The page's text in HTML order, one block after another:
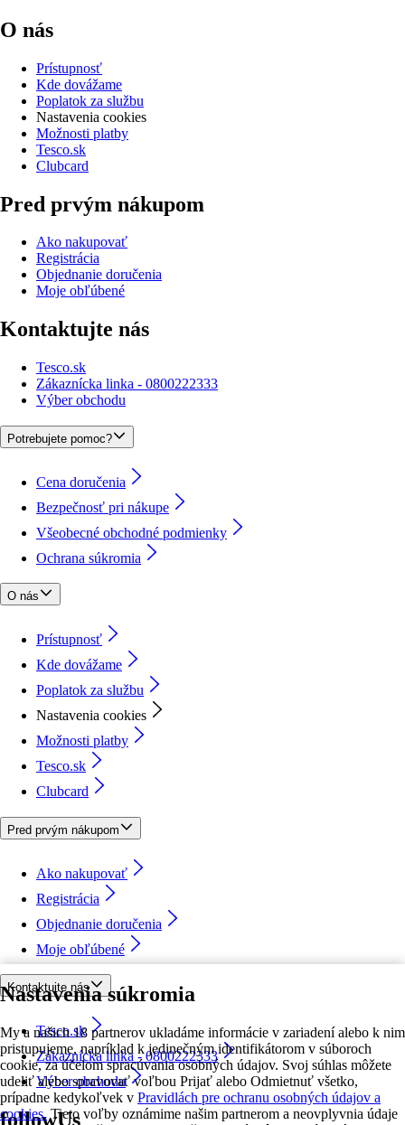
Nastavenia súkromia
My a našich 18 partnerov ukladáme informácie v zariadení alebo k nim
pristupujeme, napríklad k jedinečným identifikátorom v súboroch
cookie, za účelom spracúvania osobných údajov. Svoj súhlas môžete
udeliť alebo spravovať voľbou Prijať alebo Odmietnuť všetko,
prípadne kedykoľvek v Pravidlách pre ochranu osobných údajov a
cookies. Tieto voľby oznámime našim partnerom a neovplyvnia údaje
O nás
Prístupnosť
Kde dovážame
Poplatok za službu
Nastavenia cookies
Možnosti platby
Tesco.sk
Clubcard
Pred prvým nákupom
Ako nakupovať
Registrácia
Objednanie doručenia
Moje obľúbené
Kontaktujte nás
Tesco.sk
Zákaznícka linka - 0800222333
Výber obchodu
Potrebujete pomoc?
Cena doručenia
Bezpečnosť pri nákupe
Všeobecné obchodné podmienky
Ochrana súkromia
O nás
Prístupnosť
Kde dovážame
Poplatok za službu
Nastavenia cookies
Možnosti platby
Tesco.sk
Clubcard
Pred prvým nákupom
Ako nakupovať
Registrácia
Objednanie doručenia
Moje obľúbené
Kontaktujte nás
Tesco.sk
Zákaznícka linka - 0800222333
Výber obchodu
followUs